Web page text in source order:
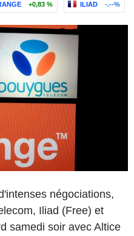
+0,83 % ILIAD -.--%
négociations,
Iliad (Free) et
samedi soir avec Altice